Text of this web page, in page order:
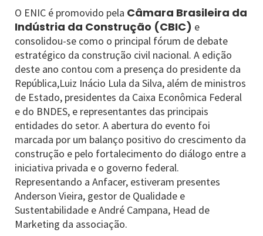
O ENIC é promovido pela Câmara Brasileira da
Indústria da Construção (CBIC) e
consolidou-se como o principal fórum de debate
estratégico da construção civil nacional. A edição
deste ano contou com a presença do presidente da
República,Luiz Inácio Lula da Silva, além de ministros
de Estado, presidentes da Caixa Econômica Federal
e do BNDES, e representantes das principais
entidades do setor. A abertura do evento foi
marcada por um balanço positivo do crescimento da
construção e pelo fortalecimento do diálogo entre a
iniciativa privada e o governo federal.
Representando a Anfacer, estiveram presentes
Anderson Vieira, gestor de Qualidade e
Sustentabilidade e André Campana, Head de
Marketing da associação.